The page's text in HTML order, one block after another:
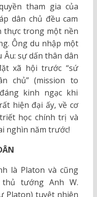
tham gia của
dân chủ đều cam
thực trong một nền
Ông du nhập một
sự dấn thân dân
xã hội trước “sứ
chủ” (mission to
kinh ngạc khi
hiện đại ấy, về cơ
học chính trị và
nghìn năm trước!
là Platon và cũng
tướng Anh W.
Platon) tuyệt nhiên